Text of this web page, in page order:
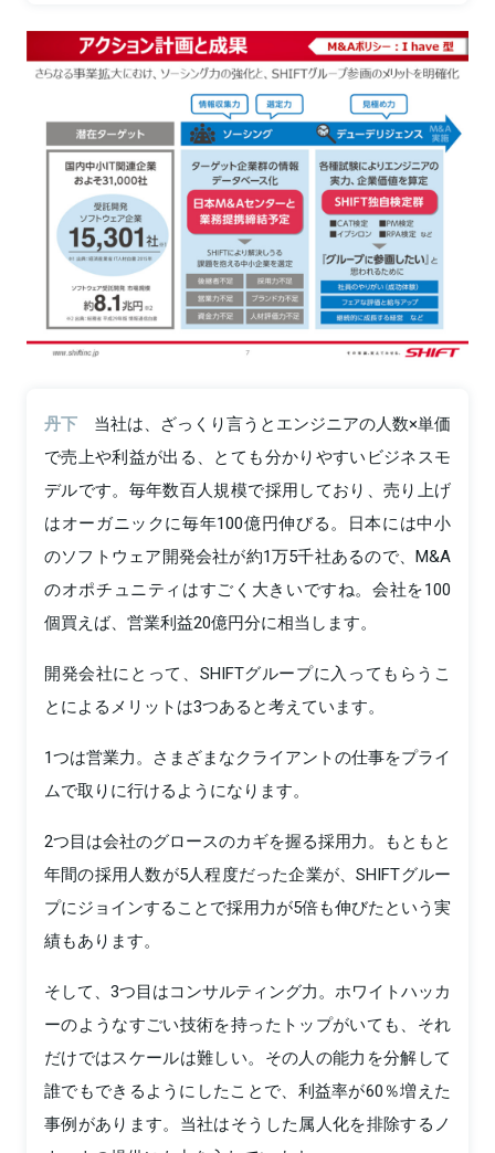
丹下
当社は、ざっくり言うとエンジニアの人数×単価
で売上や利益が出る、とても分かりやすいビジネスモ
デルです。毎年数百人規模で採用しており、売り上げ
はオーガニックに毎年100億円伸びる。日本には中小
のソフトウェア開発会社が約1万5千社あるので、M&A
のオポチュニティはすごく大きいですね。会社を100
個買えば、営業利益20億円分に相当します。
開発会社にとって、SHIFTグループに入ってもらうこ
とによるメリットは3つあると考えています。
1つは営業力。さまざまなクライアントの仕事をプライ
ムで取りに行けるようになります。
2つ目は会社のグロースのカギを握る採用力。もともと
年間の採用人数が5人程度だった企業が、SHIFTグルー
プにジョインすることで採用力が5倍も伸びたという実
績もあります。
そして、3つ目はコンサルティング力。ホワイトハッカ
ーのようなすごい技術を持ったトップがいても、それ
だけではスケールは難しい。その人の能力を分解して
誰でもできるようにしたことで、利益率が60％増えた
事例があります。当社はそうした属人化を排除するノ